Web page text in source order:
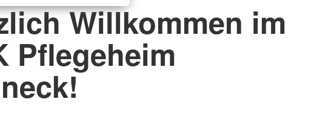
Willkommen im
Pflegeheim